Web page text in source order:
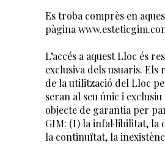
Es troba comprès en
pàgina
L’accés a aquest Lloc és
exclusiva dels usuaris. Els
de la utilització del Lloc
seran al seu únic i
objecte de garantia per
GIM: (I) la infal·libilitat, la
la continuïtat, la